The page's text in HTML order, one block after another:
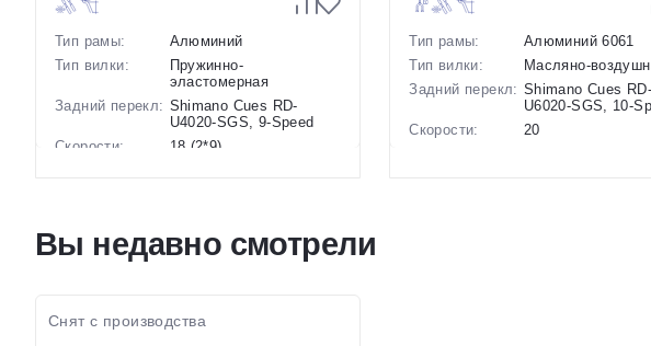
Тип рамы:
Алюминий
Тип вилки:
Пружинно-
эластомерная
Задний перекл: Shimano Cues RD-
U4020-SGS, 9-Speed
Скорости:
18 (2*9)
Диаметр
колес:
28 дюймов
Артикул:
1130287
Тип рамы:
Алюминий 6061
Тип вилки:
Масляно-
Задний перекл: Shimano Cues RD-
U6020-SGS, 10-
Скорости:
20
Вы недавно смотрели
Снят с производства